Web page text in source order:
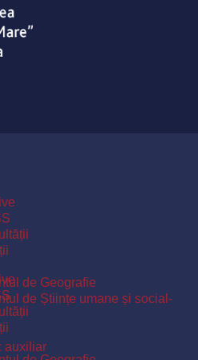
de Geografie
de Științe umane și social-
auxiliar